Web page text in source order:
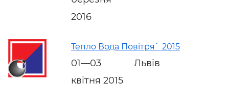
2016
Тепло Вода Повітря` 2015
01—03
квітня 2015
Львів